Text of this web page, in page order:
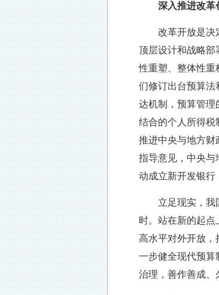
深入推进改革
改革开放是决定
顶层设计和战略部
性重塑、整体性重
们修订出台预算法
达机制，预算管理
结合的个人所得税
推进中央与地方财
指导意见，中央与
动成立新开发银行
立足现实，我国
时。站在新的起点
高水平对外开放，
一步健全现代预算
治理，善作善成、